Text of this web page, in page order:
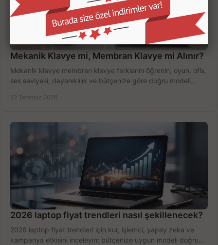
Mekanik Klavye mi, Membran Klavye mi Alınır?
Mekanik klavye membran klavye farklarını öğrenin; oyun, ofis,
ses seviyesi, dayanıklılık ve bütçenize göre doğru modeli
22 Temmuz 2026
2026 laptop fiyat trendleri nasıl şekillenecek?
2026 laptop fiyat trendleri için kur, işlemci, yapay zeka ve
kampanya etkisini inceleyin; bütçenize uygun modeli doğru